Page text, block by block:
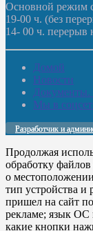
Основной режим
19-00 ч. (без
14- 00 ч. перерыв
Домой
Новости
Документы.
Мы в
Разработчик и
Продолжая
обработку
о
тип устройства и
пришел на сайт
рекламе; язык ОС
какие кнопки